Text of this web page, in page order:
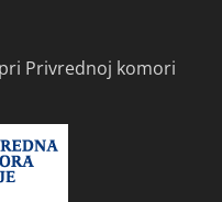
Privrednoj komori